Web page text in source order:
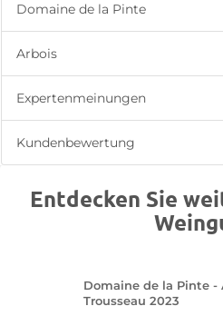
Domaine de la Pinte
Arbois
Expertenmeinungen
Kundenbewertung
Entdecken Sie
Domaine de la Pinte -
Trousseau 2023